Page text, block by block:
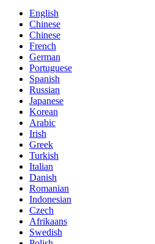
English
Chinese
Chinese
French
German
Portuguese
Spanish
Russian
Japanese
Korean
Arabic
Irish
Greek
Turkish
Italian
Danish
Romanian
Indonesian
Czech
Afrikaans
Swedish